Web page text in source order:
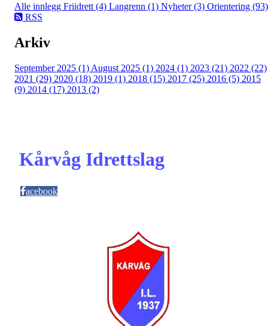
Alle innlegg Friidrett (4) Langrenn (1) Nyheter (3) Orientering (93)
RSS
Arkiv
September 2025 (1) August 2025 (1) 2024 (1) 2023 (21) 2022 (22)
2021 (29) 2020 (18) 2019 (1) 2018 (15) 2017 (25) 2016 (5) 2015
(9) 2014 (17) 2013 (2)
Kårvåg Idrettslag
acebook